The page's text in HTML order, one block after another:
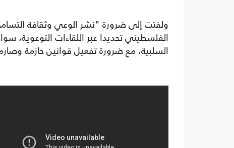
ولفتت إلى ضرورة "نشر الوعي وثقافة
الفلسطيني تحديدا عبر اللقاءات التوعوية،
السلبية، مع ضرورة تفعيل قوانين حازمة